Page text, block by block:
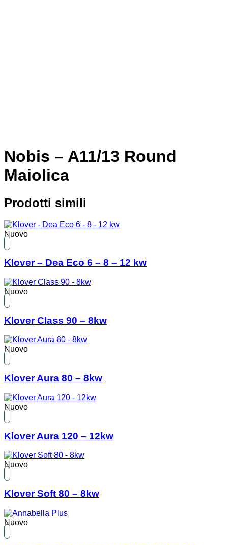
Nobis – A11/13 Round
Maiolica
Prodotti simili
Nuovo
Klover – Dea Eco 6 – 8 – 12 kw
Nuovo
Klover Class 90 – 8kw
Nuovo
Klover Aura 80 – 8kw
Nuovo
Klover Aura 120 – 12kw
Nuovo
Klover Soft 80 – 8kw
Nuovo